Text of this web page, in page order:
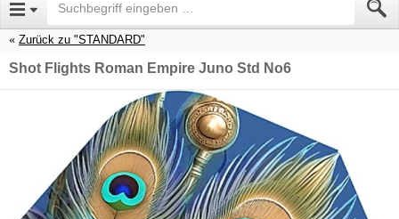
Zurück zu "STANDARD"
Shot Flights Roman Empire Juno Std No6